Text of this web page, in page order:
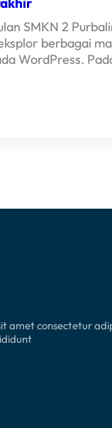
SMKN 2
berbagai
WordPress.
amet consectetur